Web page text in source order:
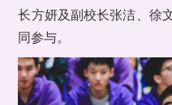
长方妍及副校长张洁、徐
同参与。